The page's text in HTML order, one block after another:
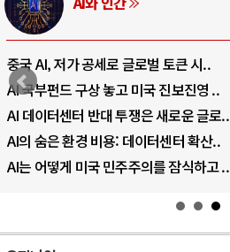
중국 AI, 저가 공세로 글로벌 토큰 시..
AI 국부펀드 구상 놓고 미국 진보진영 ..
AI 데이터센터 반대 투쟁은 새로운 글로..
AI의 숨은 환경 비용: 데이터센터 확산..
AI는 어떻게 미국 민주주의를 잠식하고 ..